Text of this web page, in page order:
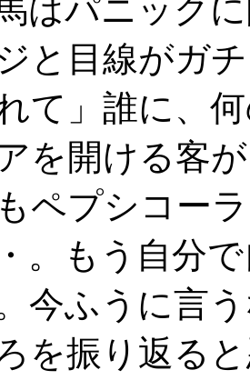
はパニック
と目線がガ
て」誰に、
を開ける客
ペプシコー
。もう自分
今ふうに言
を振り返る